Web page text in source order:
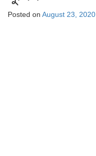
Posted on August 23, 2020